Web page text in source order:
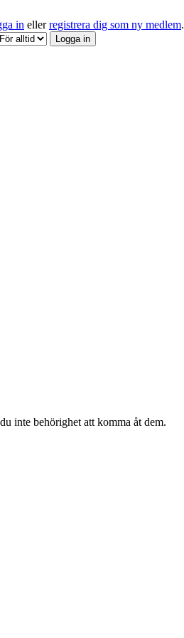
in ellerregistrera dig som ny medlem.
inte behörighet att komma åt dem.